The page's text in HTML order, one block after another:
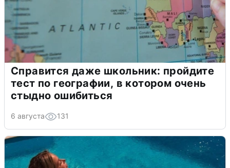
Справится даже школьник: пройдите
тест по географии, в котором очень
стыдно ошибиться
6 августа 131